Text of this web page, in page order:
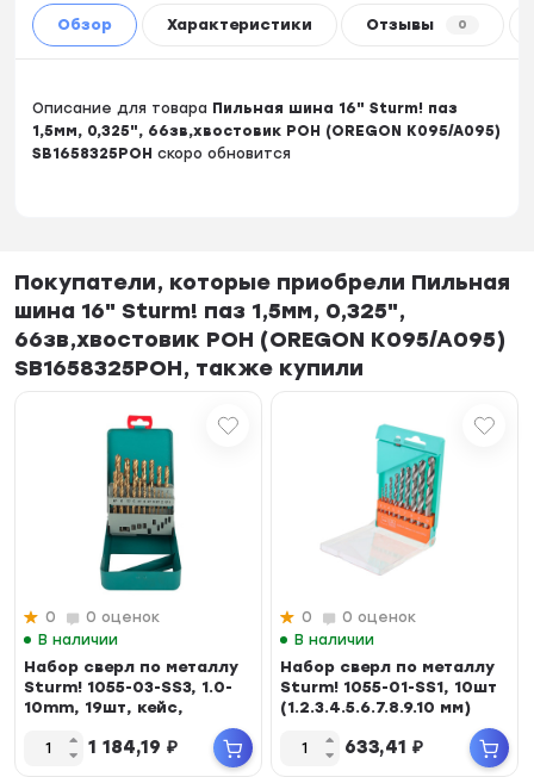
Обзор Характеристики Отзывы 0
Описание для товара Пильная шина 16" Sturm! паз
1,5мм, 0,325", 66зв,хвостовик POH (OREGON K095/A095)
SB1658325POH скоро обновится
Покупатели, которые приобрели Пильная
шина 16" Sturm! паз 1,5мм, 0,325",
66зв,хвостовик POH (OREGON K095/A095)
SB1658325POH, также купили
0
0 оценок
В наличии
Набор сверл по металлу
Sturm! 1055-03-SS3, 1.0-
10mm, 19шт, кейс,
1 184,19 ₽
0
0 оценок
В наличии
Набор сверл по металлу
Sturm! 1055-01-SS1, 10шт
(1.2.3.4.5.6.7.8.9.10 мм)
633,41 ₽